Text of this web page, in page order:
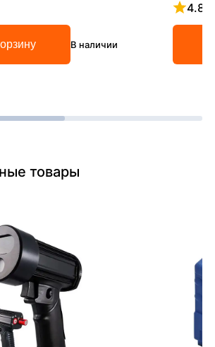
5
В наличии
4.8
товары